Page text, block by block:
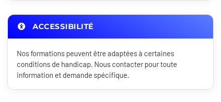
ACCESSIBILITÉ
Nos formations peuvent être adaptées à certaines
conditions de handicap. Nous contacter pour toute
information et demande spécifique.